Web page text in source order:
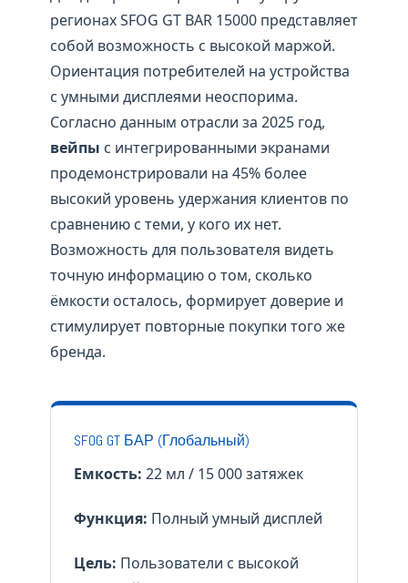
регионах SFOG GT BAR 15000 представляет
собой возможность с высокой маржой.
Ориентация потребителей на устройства
с умными дисплеями неоспорима.
Согласно данным отрасли за 2025 год,
вейпы с интегрированными экранами
продемонстрировали на 45% более
высокий уровень удержания клиентов по
сравнению с теми, у кого их нет.
Возможность для пользователя видеть
точную информацию о том, сколько
ёмкости осталось, формирует доверие и
стимулирует повторные покупки того же
бренда.
SFOG GT БАР (Глобальный)
Емкость: 22 мл / 15 000 затяжек
Функция: Полный умный дисплей
Цель: Пользователи с высокой